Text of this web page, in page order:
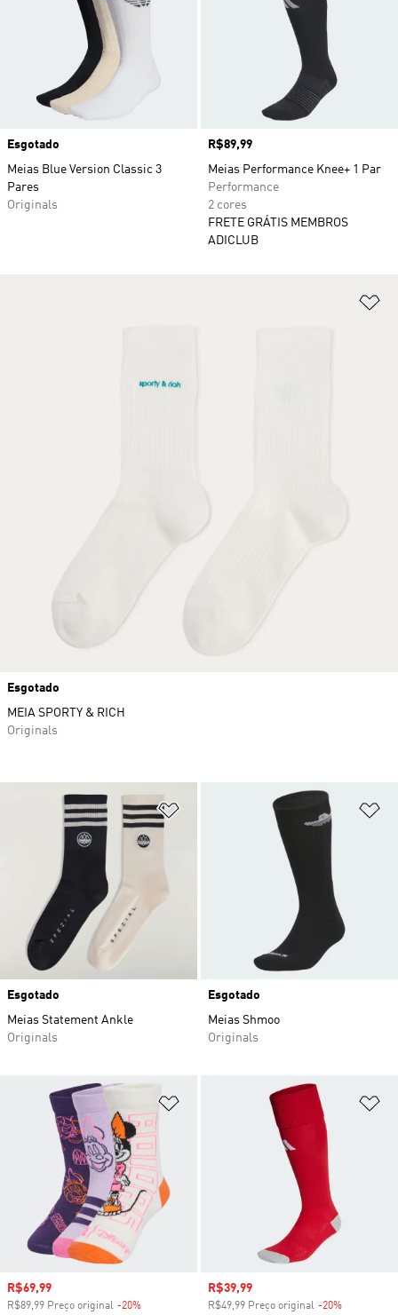
Esgotado
Meias Blue Version Classic 3
Pares
Originals
Preço
R$89,99
Meias Performance Knee+ 1 Par
Performance
2 cores
FRETE GRÁTIS MEMBROS
ADICLUB
Adicionar à Lista de Desejos
Esgotado
Meias Statement Ankle
Originals
Esgotado
Meias Shmoo
Originals
Adicionar à Lista de Desejos
Preço com desconto
R$69,99
R$89,99 Preço original -20%
Preço com desconto
R$39,99
R$49,99 Preço original -20%
Esgotado
MEIA SPORTY & RICH
Originals